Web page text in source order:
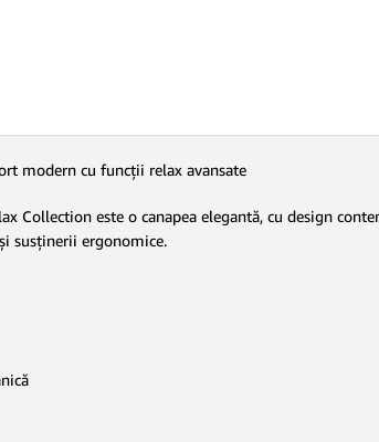
modern cu funcții relax avansate
Collection este o canapea elegantă, cu design
susținerii ergonomice.